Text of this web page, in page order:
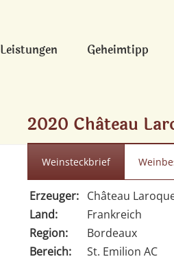
Leistungen Geheimtipp
2020 Château
Weinsteckbrief
Erzeuger: Château
Land:
Frankreich
Region:
Bordeaux
Bereich:
St. Emilion AC